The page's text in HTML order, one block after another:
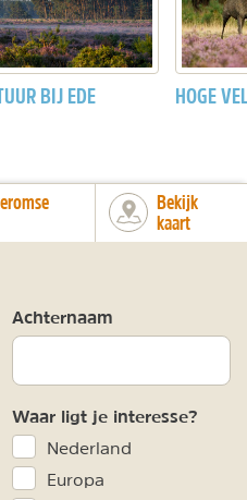
BIJ EDE HOGE
Bekijk
kaart
Achternaam
Waar ligt je interesse?
Nederland
Europa